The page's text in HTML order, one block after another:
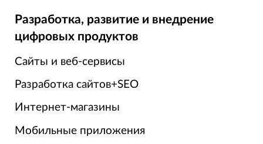
Разработка, развитие и внедрение
цифровых продуктов
Сайты и веб-сервисы
Разработка сайтов+SEO
Интернет-магазины
Мобильные приложения